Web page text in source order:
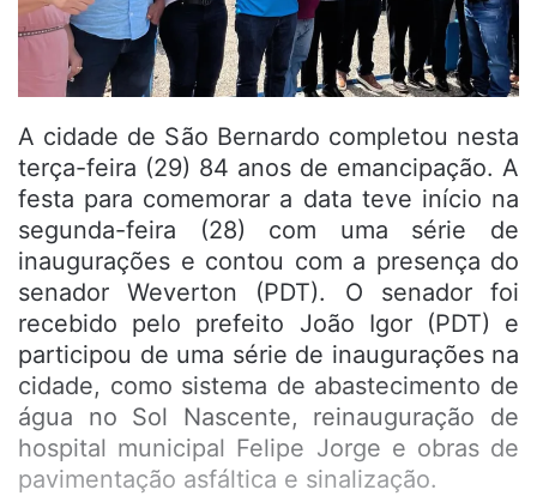
A cidade de São Bernardo completou nesta
terça-feira (29) 84 anos de emancipação. A
festa para comemorar a data teve início na
segunda-feira (28) com uma série de
inaugurações e contou com a presença do
senador Weverton (PDT). O senador foi
recebido pelo prefeito João Igor (PDT) e
participou de uma série de inaugurações na
cidade, como sistema de abastecimento de
água no Sol Nascente, reinauguração de
hospital municipal Felipe Jorge e obras de
pavimentação asfáltica e sinalização.